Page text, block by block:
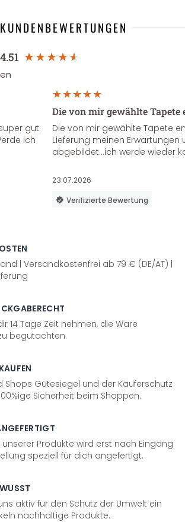
KUNDENBEWERTUNGEN
4.51
gut
ich
Die von mir gewählte
Die von mir gewählte Tapete
Lieferung meinen Erwartungen
abgebildet...ich werde wieder
23.07.2026
Verifizierte Bewertung
| Versandkostenfrei ab 79 € (DE/AT) |
14 Tage Zeit nehmen, die Ware
begutachten.
Shops Gütesiegel und der Käuferschutz
Sicherheit beim Shoppen.
unserer Produkte wird erst nach Eingang
speziell für dich angefertigt.
aktiv für den Schutz der Umwelt ein
nachhaltige Produkte.